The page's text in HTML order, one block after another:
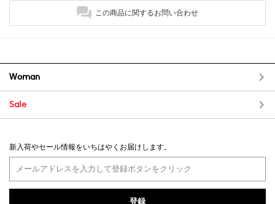
この商品に関するお問い合わせ
Woman
Sale
新入荷やセール情報をいちはやくお届けします。
登録